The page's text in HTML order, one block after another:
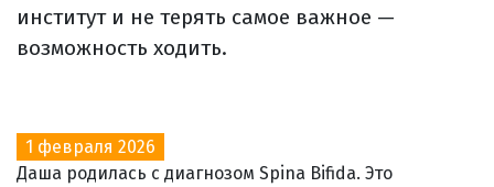
институт и не терять самое важное —
возможность ходить.
1 февраля 2026
Даша родилась с диагнозом Spina Bifida. Это